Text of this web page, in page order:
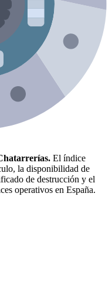
El índice
la disponibilidad de
de destrucción y el
operativos en España.